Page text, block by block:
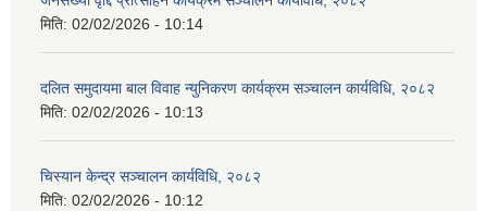
मिति: 02/02/2026 - 10:14
दलित समुदायमा बाल विवाह न्युनिकरण कार्यक्रम सञ्‍चालन कार्यविधि, २०८२
मिति: 02/02/2026 - 10:13
चिस्यान केन्द्र सञ्‍चालन कार्यविधि, २०८२
मिति: 02/02/2026 - 10:12